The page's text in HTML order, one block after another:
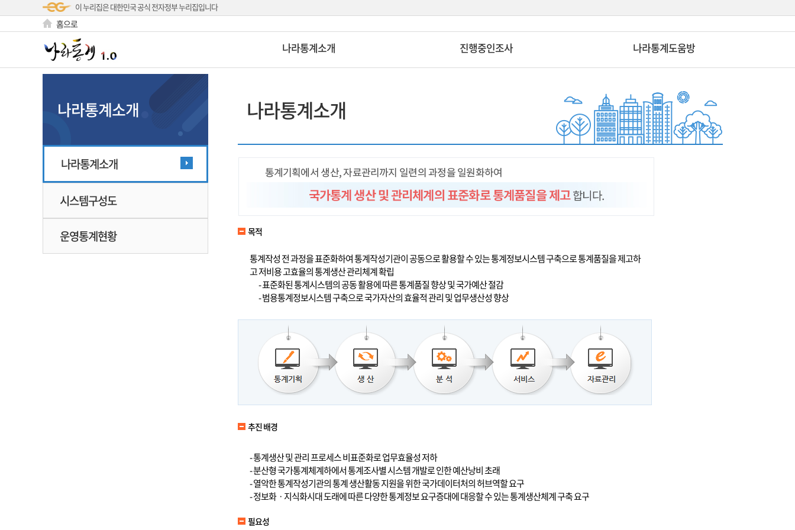
이 누리집은 대한민국 공식 전자정부 누리집입니다
홈으로
나라통계소개 진행중인조사 나라통계도움방
나라통계소개
나라통계소개
시스템구성도
운영통계현황
나라통계소개
목적
통계작성 전 과정을 표준화하여 통계작성기관이 공동으로 활용할 수 있는 통계정보시스템 구축으로 통계품질을 제고하
고 저비용 고효율의 통계생산 관리체계 확립
- 표준화된 통계시스템의 공동 활용에 따른 통계품질 향상 및 국가예산 절감
- 범용통계정보시스템 구축으로 국가자산의 효율적 관리 및 업무생산성 향상
추진 배경
- 통계생산 및 관리 프로세스 비표준화로 업무효율성 저하
- 분산형 국가통계체계하에서 통계조사별 시스템 개발로 인한 예산낭비 초래
- 열악한 통계작성기관의 통계 생산활동 지원을 위한 국가데이터처의 허브역할 요구
- 정보화ㆍ지식화시대 도래에 따른 다양한 통계정보 요구증대에 대응할 수 있는 통계생산체계 구축 요구
필요성